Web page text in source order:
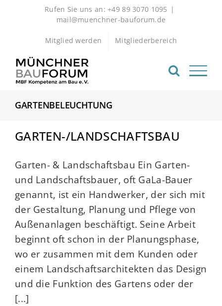
Rufen Sie uns an: +49 89 3070 1095 |
mail@muenchner-bauforum.de
Mitglied werden Mitgliederbereich
GARTENBELEUCHTUNG
GARTEN-/LANDSCHAFTSBAU
Garten- & Landschaftsbau Ein Garten-
und Landschaftsbauer, oft GaLa-Bauer
genannt, ist ein Handwerker, der sich mit
der Gestaltung, Planung und Pflege von
Außenanlagen beschäftigt. Seine Arbeit
beginnt oft schon in der Planungsphase,
wo er zusammen mit dem Kunden oder
einem Landschaftsarchitekten das Design
und die Funktion des Gartens oder der
[...]